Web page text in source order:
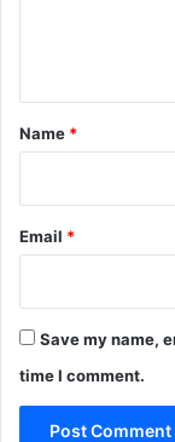
*
Name *
Email *
Save my name,
time I comment.